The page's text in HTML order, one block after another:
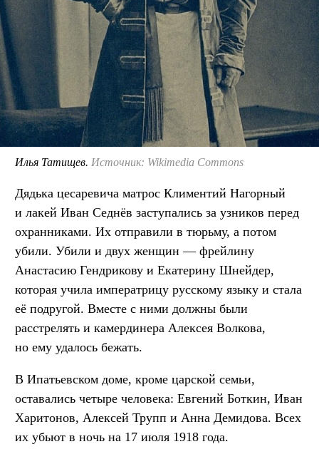
Илья Татищев. Источник: Wikimedia Commons
Дядька цесаревича матрос Климентий Нагорный
и лакей Иван Седнёв заступались за узников перед
охранниками. Их отправили в тюрьму, а потом
убили. Убили и двух женщин — фрейлину
Анастасию Гендрикову и Екатерину Шнейдер,
которая учила императрицу русскому языку и стала
её подругой. Вместе с ними должны были
расстрелять и камердинера Алексея Волкова,
но ему удалось бежать.
В Ипатьевском доме, кроме царской семьи,
оставались четыре человека: Евгений Боткин, Иван
Харитонов, Алексей Трупп и Анна Демидова. Всех
их убьют в ночь на 17 июля 1918 года.